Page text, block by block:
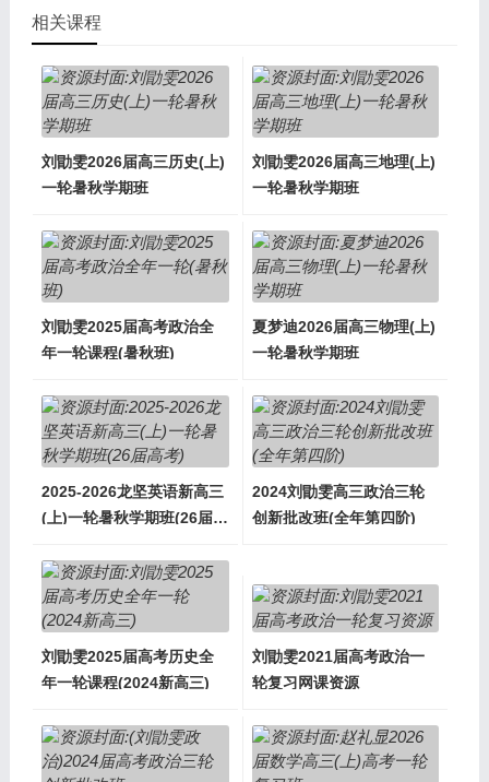
相关课程
刘勖雯2026届高三历史(上)
一轮暑秋学期班
刘勖雯2026届高三地理(上)
一轮暑秋学期班
刘勖雯2025届高考政治全
年一轮课程(暑秋班)
夏梦迪2026届高三物理(上)
一轮暑秋学期班
2025-2026龙坚英语新高三
(上)一轮暑秋学期班(26届高
2024刘勖雯高三政治三轮
创新批改班(全年第四阶)
刘勖雯2025届高考历史全
年一轮课程(2024新高三)
刘勖雯2021届高考政治一
轮复习网课资源